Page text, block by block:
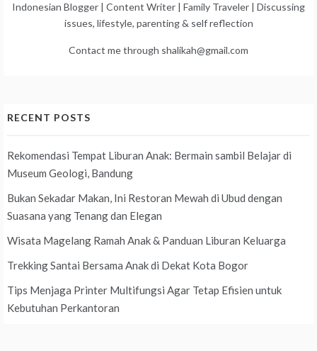
Indonesian Blogger | Content Writer | Family Traveler | Discussing
issues, lifestyle, parenting & self reflection
Contact me through shalikah@gmail.com
RECENT POSTS
Rekomendasi Tempat Liburan Anak: Bermain sambil Belajar di
Museum Geologi, Bandung
Bukan Sekadar Makan, Ini Restoran Mewah di Ubud dengan
Suasana yang Tenang dan Elegan
Wisata Magelang Ramah Anak & Panduan Liburan Keluarga
Trekking Santai Bersama Anak di Dekat Kota Bogor
Tips Menjaga Printer Multifungsi Agar Tetap Efisien untuk
Kebutuhan Perkantoran